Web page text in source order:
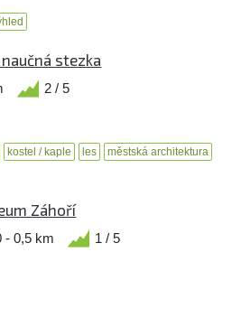
stezka
2 / 5
kostel / kaple les
městská architektura
Záhoří
- 0,5 km 1 / 5